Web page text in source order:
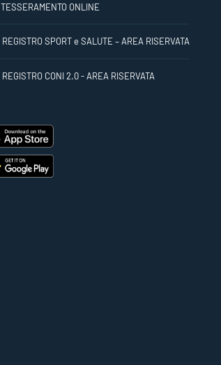
TESSERAMENTO ONLINE
REGISTRO SPORT e SALUTE – AREA RISERVATA
REGISTRO CONI 2.0 - AREA RISERVATA